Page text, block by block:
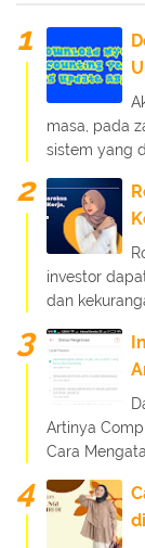
masa, pada
sistem yang
investor
dan
Artinya
Cara